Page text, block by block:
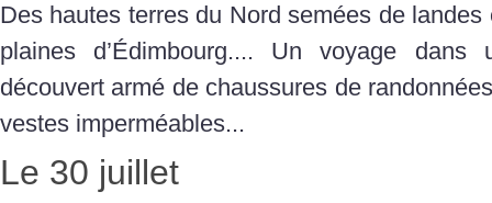
Des hautes terres du Nord semées de landes
plaines d’Édimbourg.... Un voyage
découvert armé de chaussures de
vestes imperméables...
Le 30 juillet